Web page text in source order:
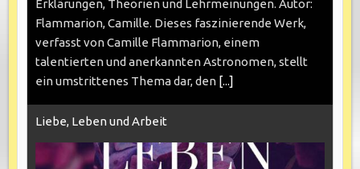
Erklärungen, Theorien und Lehrmeinungen. Autor:
Flammarion, Camille. Dieses faszinierende Werk,
verfasst von Camille Flammarion, einem
talentierten und anerkannten Astronomen, stellt
ein umstrittenes Thema dar, den [...]
Liebe, Leben und Arbeit